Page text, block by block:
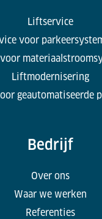
Liftservice
voor
Liftmodernisering
geautomatiseerde
Bedrijf
Over ons
Waar we werken
Referenties